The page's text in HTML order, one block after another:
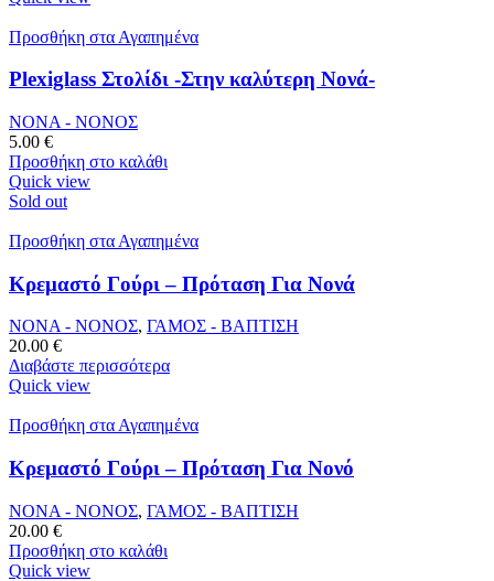
Προσθήκη στα Αγαπημένα
Plexiglass Στολίδι -Στην καλύτερη Νονά-
ΝΟΝΑ - ΝΟΝΟΣ
5.00 €
Προσθήκη στο καλάθι
Quick view
Sold out
Προσθήκη στα Αγαπημένα
Κρεμαστό Γούρι – Πρόταση Για Νονά
ΝΟΝΑ - ΝΟΝΟΣ, ΓΑΜΟΣ - ΒΑΠΤΙΣΗ
20.00 €
Διαβάστε περισσότερα
Quick view
Προσθήκη στα Αγαπημένα
Κρεμαστό Γούρι – Πρόταση Για Νονό
ΝΟΝΑ - ΝΟΝΟΣ, ΓΑΜΟΣ - ΒΑΠΤΙΣΗ
20.00 €
Προσθήκη στο καλάθι
Quick view